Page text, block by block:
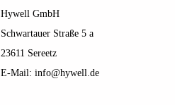
Hywell GmbH
Schwartauer Straße 5 a
23611 Sereetz
E-Mail: info@hywell.de